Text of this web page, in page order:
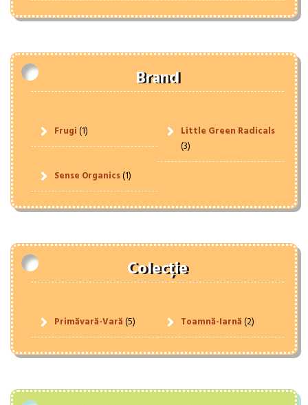
Brand
Frugi(1)
Little Green Radicals
(3)
Sense Organics(1)
Colecție
Primăvară-Vară(5) Toamnă-Iarnă(2)